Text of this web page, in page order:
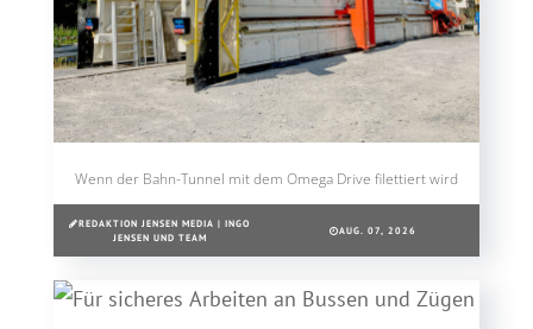
Wenn der Bahn-Tunnel mit dem Omega Drive filettiert wird
REDAKTION JENSEN MEDIA | INGO
JENSEN UND TEAM
AUG. 07, 2026